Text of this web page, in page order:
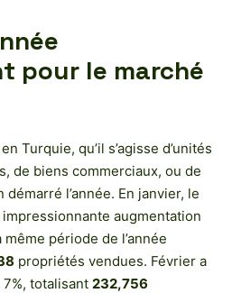
pour le marché
Turquie, qu’il s’agisse d’unités
de biens commerciaux, ou de
démarré l’année. En janvier, le
augmentation
période de l’année
propriétés vendues. Février a
totalisant 232,756